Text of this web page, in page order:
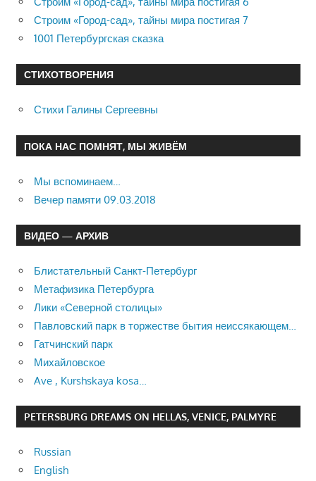
Строим «Город-сад», тайны мира постигая 7
1001 Петербургская сказка
СТИХОТВОРЕНИЯ
Стихи Галины Сергеевны
ПОКА НАС ПОМНЯТ, МЫ ЖИВЁМ
Мы вспоминаем…
Вечер памяти 09.03.2018
ВИДЕО — АРХИВ
Блистательный Санкт-Петербург
Метафизика Петербурга
Лики «Северной столицы»
Павловский парк в торжестве бытия неиссякающем…
Гатчинский парк
Михайловское
Ave , Kurshskaya kosa…
PETERSBURG DREAMS ON HELLAS, VENICE, PALMYRE
Russian
English